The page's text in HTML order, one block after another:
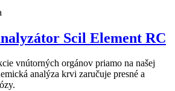
Scil Element RC
vnútorných orgánov priamo na našej
analýza krvi zaručuje presné a